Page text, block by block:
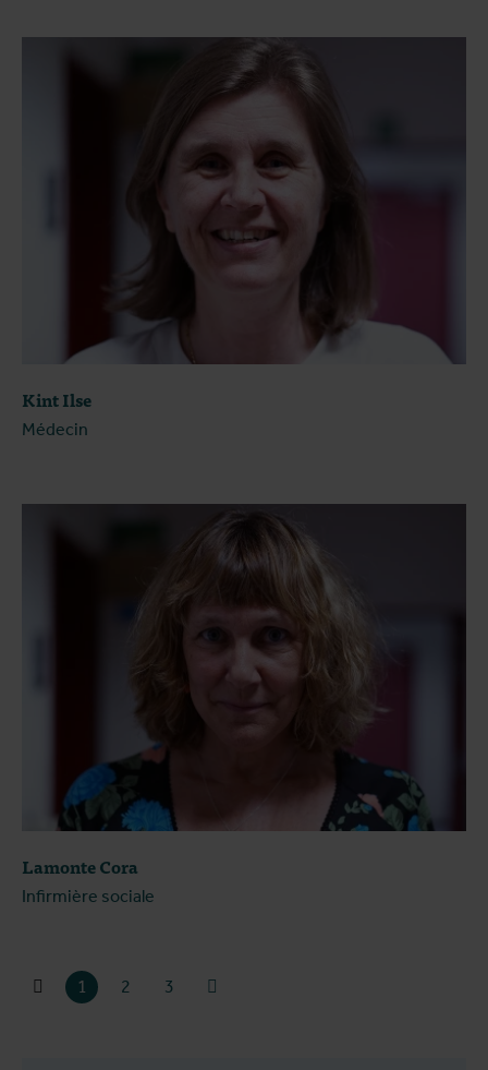
Kint Ilse
Médecin
Lamonte Cora
Infirmière sociale
1 2 3